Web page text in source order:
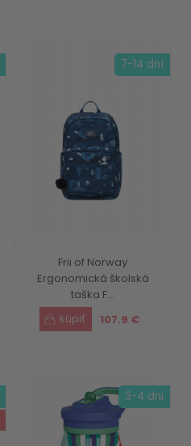
Frii of Norway
Ergonomická školská
taška F...
107.9 €
7-14 dní
3-4 dni